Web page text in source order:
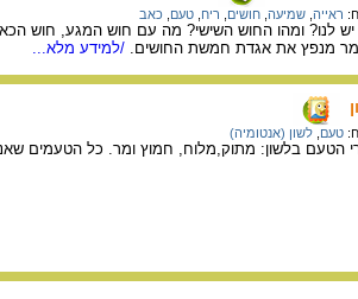
ראייה שמיעה חושים ריח טעם כאב
לנו? ומהו החוש השישי? מה עם חוש המגע, חוש
מנפץ את אגדת חמשת החושים. /למידע מלא...
טעם לשון (אנטומיה)
הטעם בלשון: מתוק,מלוח, חמוץ ומר. כל הטעמים